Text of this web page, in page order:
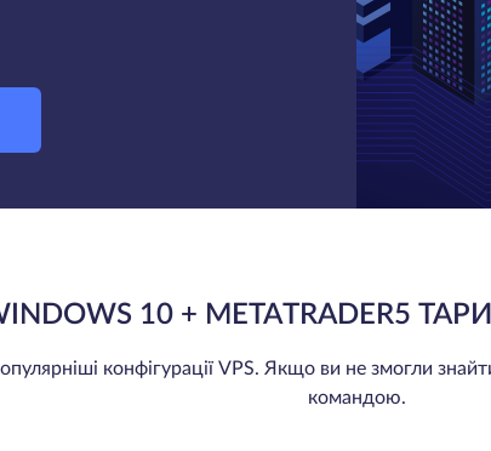
10 + METATRADER5
конфігурації VPS. Якщо ви не змогли
командою.